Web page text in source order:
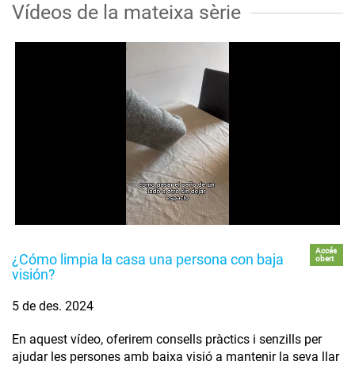
Vídeos de la mateixa sèrie
¿Cómo limpia la casa una persona con baja
visión?
Accés
obert
5 de des. 2024
En aquest vídeo, oferirem consells pràctics i senzills per
ajudar les persones amb baixa visió a mantenir la seva llar